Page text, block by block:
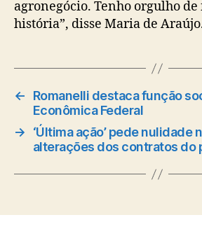
agronegócio. Tenho orgulho
história”, disse Maria de
←
Romanelli destaca função
Econômica Federal
→
‘Última ação’ pede nulidade
alterações dos contratos do